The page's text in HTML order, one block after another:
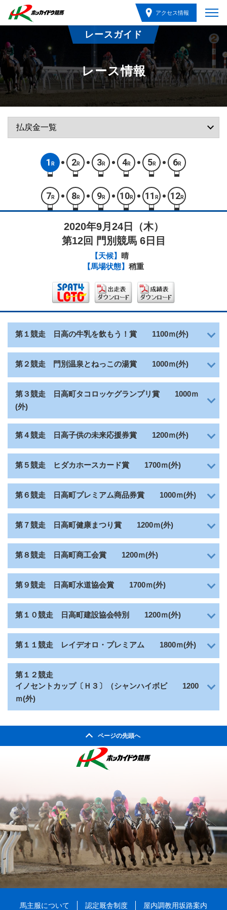
アクセス情報
レースガイド
レース情報
1 R 2R 3R 4R 5R 6R
7 R 8R 9R 10R 11 R 12R
2020年9月24日（木）
第12回 門別競馬 6日目
【天候】 晴
【馬場状態】 稍重
第１競走 日高の牛乳を飲もう！賞 1100ｍ(外)
第２競走 門別温泉とねっこの湯賞 1000ｍ(外)
第３競走 日高町タコロッケグランプリ賞 1000ｍ
(外)
第４競走 日高子供の未来応援券賞 1200ｍ(外)
第５競走 ヒダカホースカード賞 1700ｍ(外)
第６競走 日高町プレミアム商品券賞 1000ｍ(外)
第７競走 日高町健康まつり賞 1200ｍ(外)
第８競走 日高町商工会賞 1200ｍ(外)
第９競走 日高町水道協会賞 1700ｍ(外)
第１０競走 日高町建設協会特別 1200ｍ(外)
第１１競走 レイデオロ・プレミアム 1800ｍ(外)
第１２競走
イノセントカップ〔Ｈ３〕（シャンハイボビ1200
ｍ(外)
ページの先頭へ
馬主服について 認定厩舎制度 屋内調教用坂路案内